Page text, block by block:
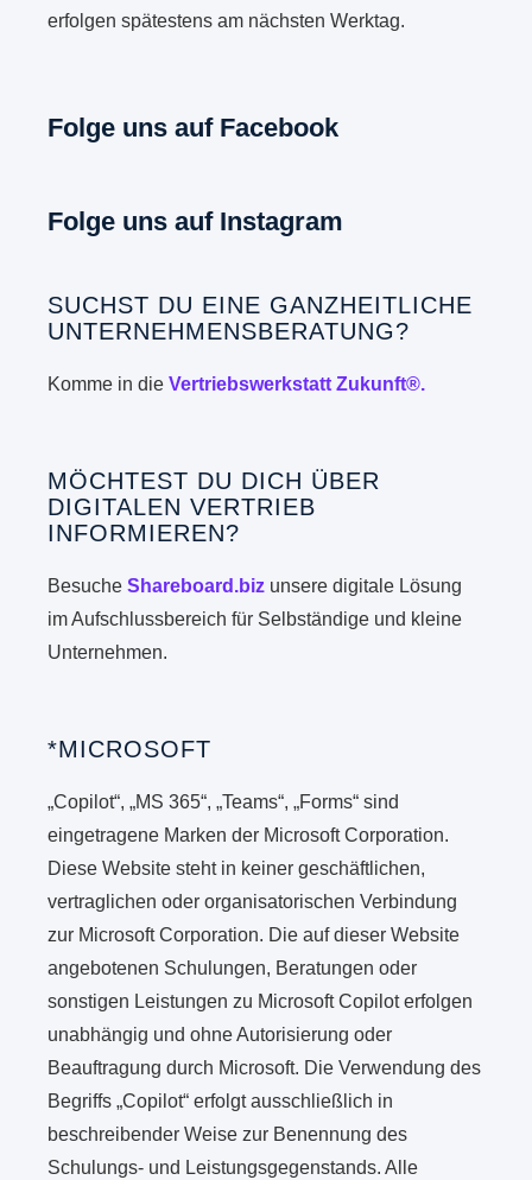
erfolgen spätestens am nächsten Werktag.
Folge uns auf Facebook
Folge uns auf Instagram
SUCHST DU EINE GANZHEITLICHE
UNTERNEHMENSBERATUNG?
Komme in dieVertriebswerkstatt Zukunft®.
MÖCHTEST DU DICH ÜBER
DIGITALEN VERTRIEB
INFORMIEREN?
BesucheShareboard.biz unsere digitale Lösung
im Aufschlussbereich für Selbständige und kleine
Unternehmen.
*MICROSOFT
„Copilot“, „MS 365“, „Teams“, „Forms“ sind
eingetragene Marken der Microsoft Corporation.
Diese Website steht in keiner geschäftlichen,
vertraglichen oder organisatorischen Verbindung
zur Microsoft Corporation. Die auf dieser Website
angebotenen Schulungen, Beratungen oder
sonstigen Leistungen zu Microsoft Copilot erfolgen
unabhängig und ohne Autorisierung oder
Beauftragung durch Microsoft. Die Verwendung des
Begriffs „Copilot“ erfolgt ausschließlich in
beschreibender Weise zur Benennung des
Schulungs- und Leistungsgegenstands. Alle